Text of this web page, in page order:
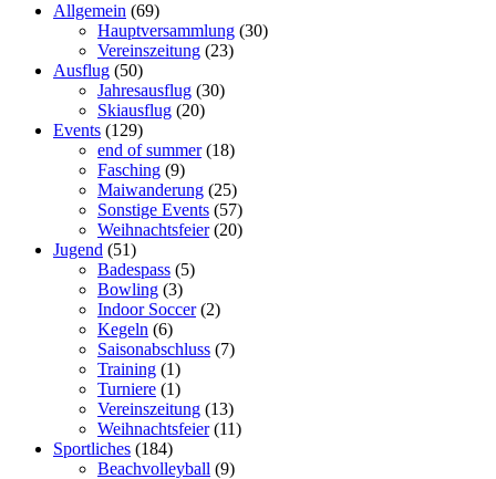
Allgemein (69)
Hauptversammlung (30)
Vereinszeitung (23)
Ausflug (50)
Jahresausflug (30)
Skiausflug (20)
Events (129)
end of summer(18)
Fasching (9)
Maiwanderung (25)
Sonstige Events (57)
Weihnachtsfeier(20)
Jugend (51)
Badespass (5)
Bowling (3)
Indoor Soccer(2)
Kegeln (6)
Saisonabschluss (7)
Training (1)
Turniere (1)
Vereinszeitung (13)
Weihnachtsfeier(11)
Sportliches (184)
Beachvolleyball (9)